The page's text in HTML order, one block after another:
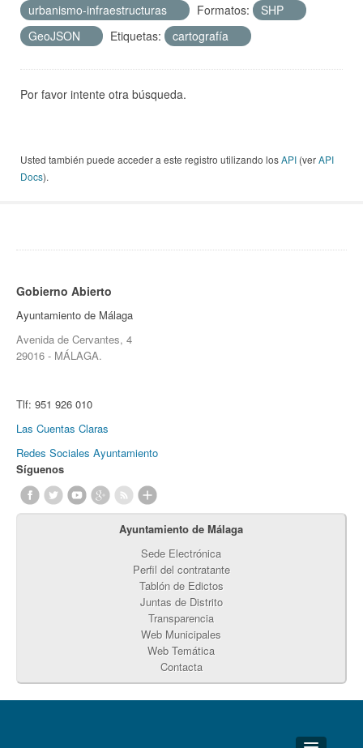
urbanismo-infraestructuras
Formatos:
SHP
GeoJSON
Etiquetas: cartografía
Por favor intente otra búsqueda.
Usted también puede acceder a este registro utilizando losAPI (verAPI
Docs).
Gobierno Abierto
Ayuntamiento de Málaga
Avenida de Cervantes, 4
29016 - MÁLAGA.
Tlf: 951 926 010
Las Cuentas Claras
Redes Sociales Ayuntamiento
Síguenos
Ayuntamiento de Málaga
Sede Electrónica
Perfil del contratante
Tablón de Edictos
Juntas de Distrito
Transparencia
Web Municipales
Web Temática
Contacta